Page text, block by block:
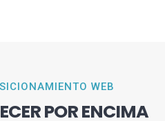
WEB
POR ENCIMA